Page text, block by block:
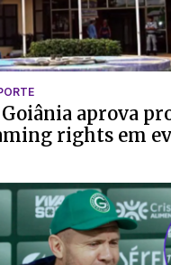
Goiânia aprova
rights em